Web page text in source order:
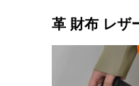
革 財布 レザ